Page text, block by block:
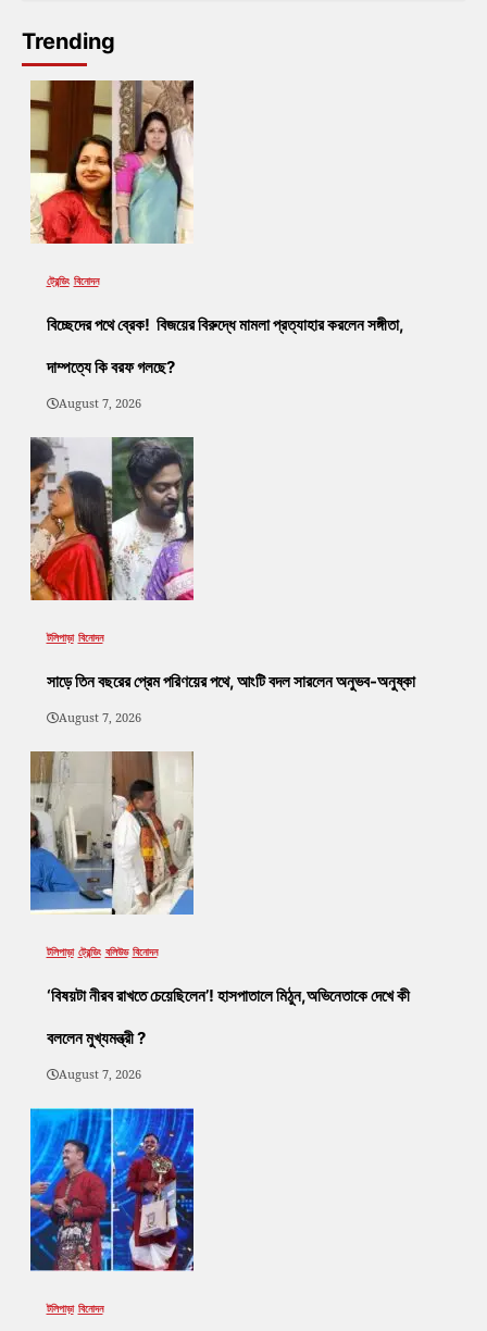
Trending
ট্রেন্ডিং বিনোদন
বিচ্ছেদের পথে ব্রেক! বিজয়ের বিরুদ্ধে মামলা প্রত্যাহার করলেন সঙ্গীতা,
দাম্পত্যে কি বরফ গলছে?
August 7, 2026
টলিপাড়া বিনোদন
সাড়ে তিন বছরের প্রেম পরিণয়ের পথে, আংটি বদল সারলেন অনুভব-অনুষ্কা
August 7, 2026
টলিপাড়া ট্রেন্ডিং বলিউড বিনোদন
‘বিষয়টা নীরব রাখতে চেয়েছিলেন’! হাসপাতালে মিঠুন,অভিনেতাকে দেখে কী
বললেন মুখ্যমন্ত্রী ?
August 7, 2026
টলিপাড়া বিনোদন